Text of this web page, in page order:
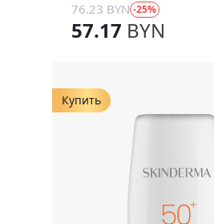
76.23 BYN -25%
57.17 BYN
Купить